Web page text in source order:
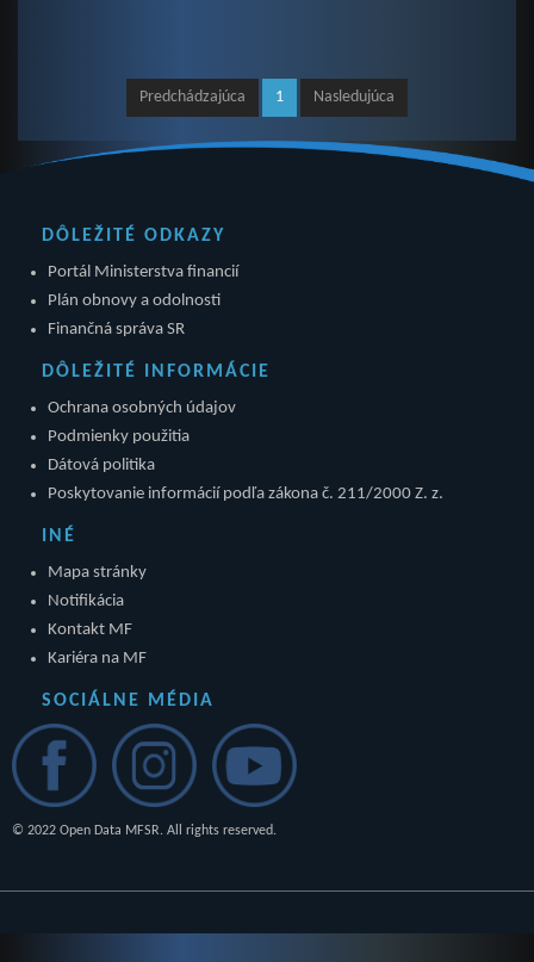
Predchádzajúca 1 Nasledujúca
DÔLEŽITÉ ODKAZY
Portál Ministerstva financií
Plán obnovy a odolnosti
Finančná správa SR
DÔLEŽITÉ INFORMÁCIE
Ochrana osobných údajov
Podmienky použitia
Dátová politika
Poskytovanie informácií podľa zákona č. 211/2000 Z. z.
INÉ
Mapa stránky
Notifikácia
Kontakt MF
Kariéra na MF
SOCIÁLNE MÉDIA
© 2022 Open Data MFSR. All rights reserved.